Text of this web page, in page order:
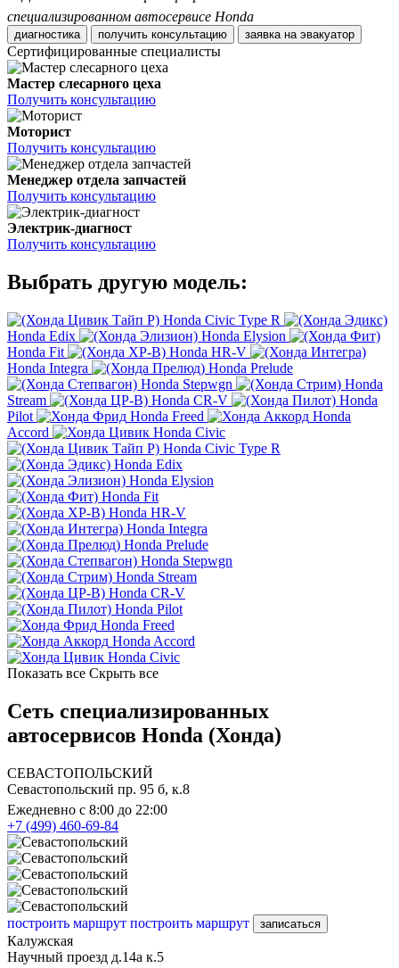
специализированном автосервисе Honda
диагностика получить консультацию заявка на эвакуатор
Сертифицированные специалисты
Мастер слесарного цеха
Получить консультацию
Моторист
Получить консультацию
Менеджер отдела запчастей
Получить консультацию
Электрик-диагност
Получить консультацию
Выбрать другую модель:
Honda Civic Type R
Honda Edix
Honda Elysion
Honda Fit
Honda HR-V
Honda Integra
Honda Prelude
Honda Stepwgn
Honda
Stream
Honda CR-V
Honda
Pilot
Honda Freed
Honda
Accord
Honda Civic
Honda Civic Type R
Honda Edix
Honda Elysion
Honda Fit
Honda HR-V
Honda Integra
Honda Prelude
Honda Stepwgn
Honda Stream
Honda CR-V
Honda Pilot
Honda Freed
Honda Accord
Honda Civic
Показать все Скрыть все
Сеть специализированных
автосервисов Honda (Хонда)
СЕВАСТОПОЛЬСКИЙ
Севастопольский пр. 95 б, к.8
Ежедневно с 8:00 до 22:00
+7 (499) 460-69-84
построить маршрут построить маршрут записаться
Калужская
Научный проезд д.14а к.5